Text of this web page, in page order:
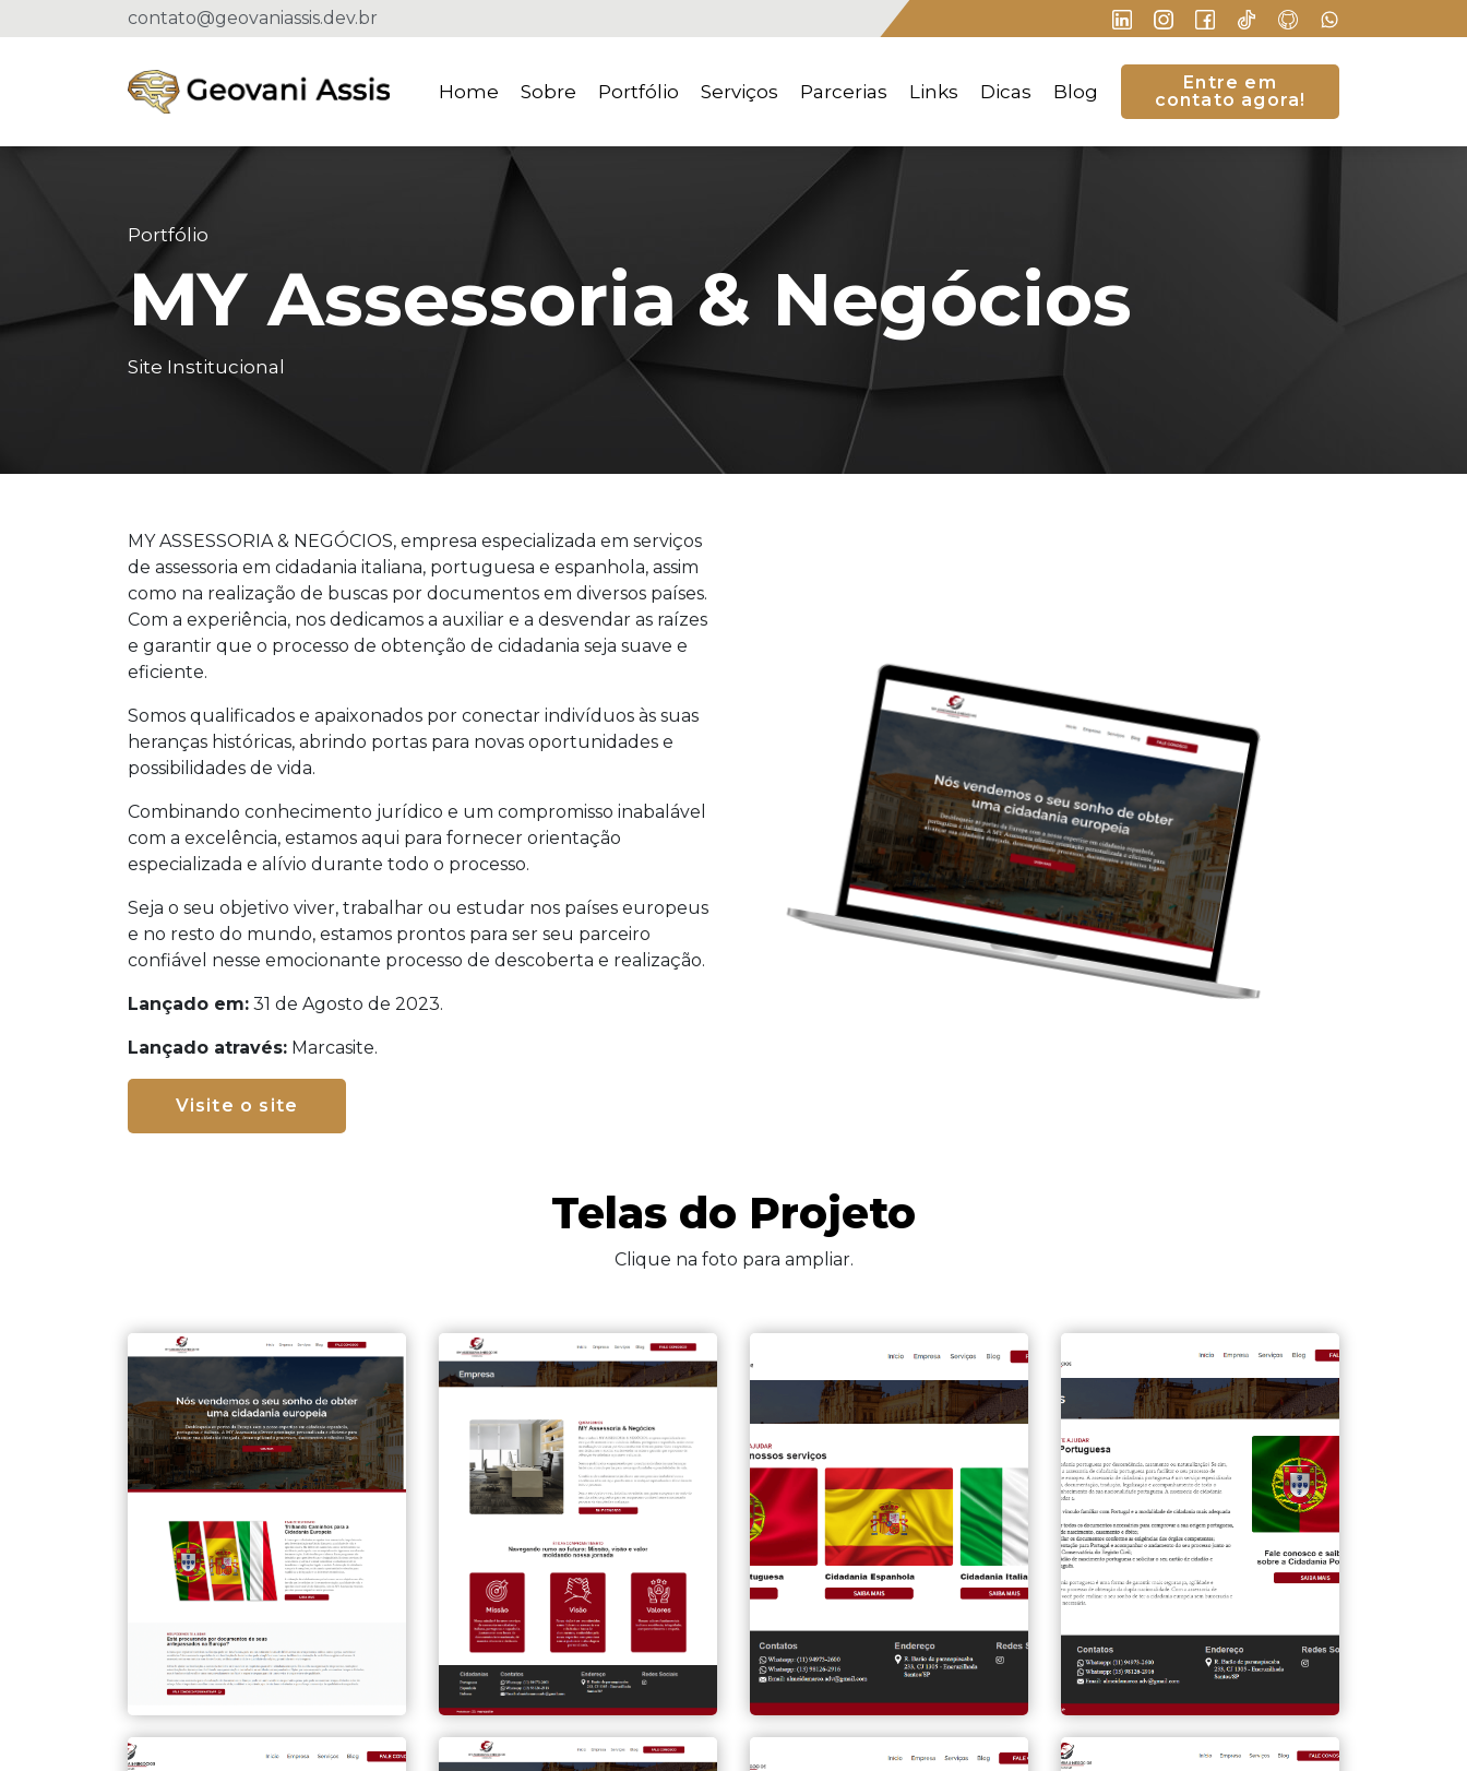
contato@geovaniassis.dev.br
Home Sobre Portfólio Serviços Parcerias Links Dicas Blog
Entre em
contato agora!
Portfólio
MY Assessoria & Negócios
Site Institucional
MY ASSESSORIA & NEGÓCIOS, empresa especializada em serviços
de assessoria em cidadania italiana, portuguesa e espanhola, assim
como na realização de buscas por documentos em diversos países.
Com a experiência, nos dedicamos a auxiliar e a desvendar as raízes
e garantir que o processo de obtenção de cidadania seja suave e
eficiente.
Somos qualificados e apaixonados por conectar indivíduos às suas
heranças históricas, abrindo portas para novas oportunidades e
possibilidades de vida.
Combinando conhecimento jurídico e um compromisso inabalável
com a excelência, estamos aqui para fornecer orientação
especializada e alívio durante todo o processo.
Seja o seu objetivo viver, trabalhar ou estudar nos países europeus
e no resto do mundo, estamos prontos para ser seu parceiro
confiável nesse emocionante processo de descoberta e realização.
Lançado em: 31 de Agosto de 2023.
Lançado através: Marcasite.
Visite o site
Telas do Projeto
Clique na foto para ampliar.